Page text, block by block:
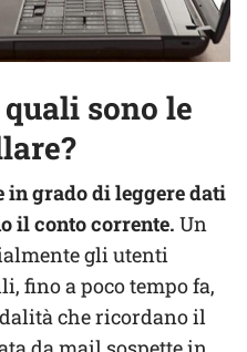
quali sono le
grado di leggere dati
il conto corrente. Un
gli utenti
fino a poco tempo fa,
che ricordano il